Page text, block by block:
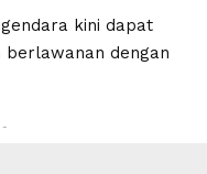
kini dapat
dengan
-